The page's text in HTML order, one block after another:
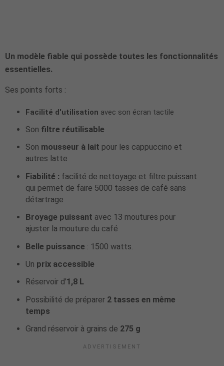
Un modèle fiable qui possède toutes les fonctionnalités
essentielles.
Ses points forts :
Facilité d'utilisation avec son écran tactile
Son filtre réutilisable
Son mousseur à lait pour les cappuccino et
autres latte
Fiabilité : facilité de nettoyage et filtre puissant
qui permet de faire 5000 tasses de café sans
détartrage
Broyage puissant avec 13 moutures pour
ajuster la mouture du café
Belle puissance : 1500 watts.
Un prix accessible
Réservoir d'1,8 L
Possibilité de préparer 2 tasses en même
temps
Grand réservoir à grains de 275 g